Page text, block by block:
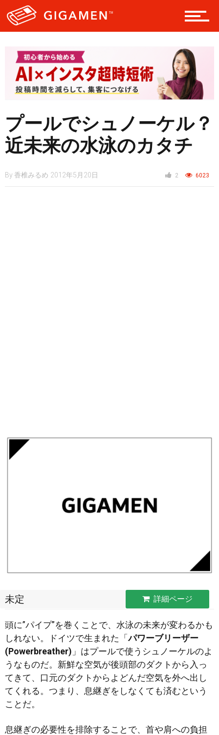
ヘルス・健康
スタイル
プールでシュノーケル？
近未来の水泳のカタチ
By 香椎みるめ 2012年5月20日 2 6023
未定 詳細ページ
頭に”パイプ”を巻くことで、水泳の未来が変わるかも
しれない。ドイツで生まれた「パワーブリーザー
(Powerbreather) 」はプールで使うシュノーケルのよ
うなものだ。新鮮な空気が後頭部のダクトから入っ
てきて、口元のダクトからよどんだ空気を外へ出し
てくれる。つまり、息継ぎをしなくても済むという
ことだ。
息継ぎの必要性を排除することで、首や肩への負担